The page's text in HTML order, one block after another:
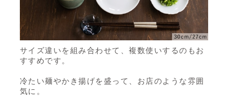
サイズ違いを組み合わせて、複数使いするのもお
すすめです。
冷たい麺やかき揚げを盛って、お店のような雰囲
気に。